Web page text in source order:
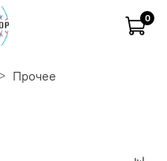
0
Прочее